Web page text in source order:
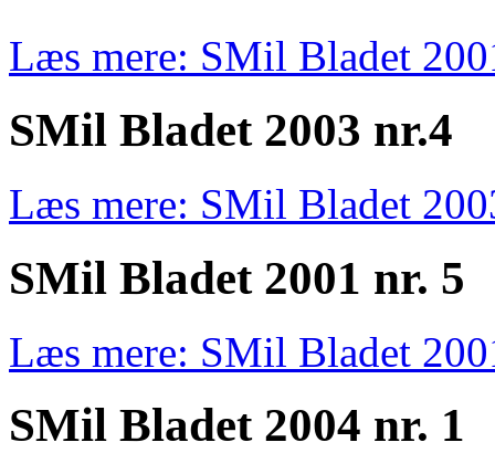
Læs mere: SMil Bladet
SMil Bladet 2003 nr.4
Læs mere: SMil Bladet
SMil Bladet 2001 nr. 5
Læs mere: SMil Bladet
SMil Bladet 2004 nr. 1